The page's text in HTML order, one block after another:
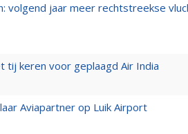
volgend jaar meer rechtstreekse
tij keren voor geplaagd Air India
Aviapartner op Luik Airport